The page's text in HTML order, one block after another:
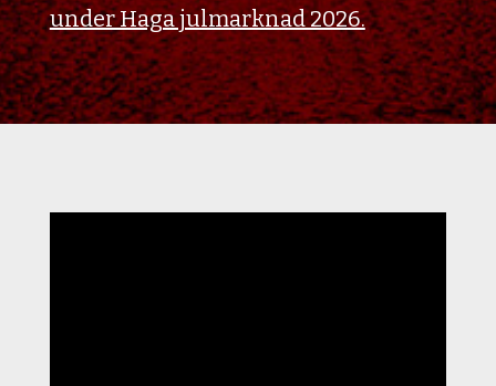
under Haga julmarknad 2026.